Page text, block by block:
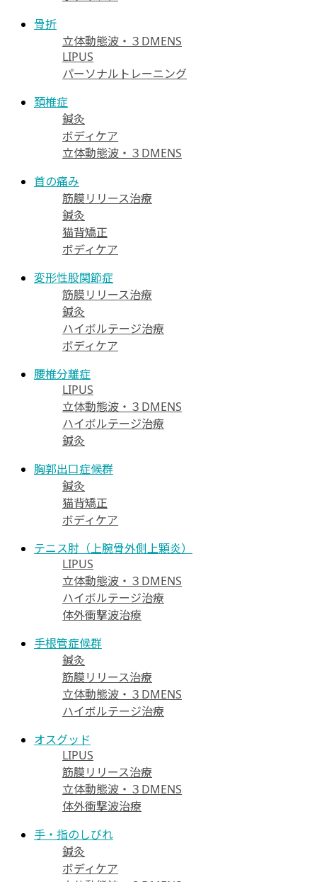
骨折
立体動態波・３DMENS
LIPUS
パーソナルトレーニング
頚椎症
鍼灸
ボディケア
立体動態波・３DMENS
首の痛み
筋膜リリース治療
鍼灸
猫背矯正
ボディケア
変形性股関節症
筋膜リリース治療
鍼灸
ハイボルテージ治療
ボディケア
腰椎分離症
LIPUS
立体動態波・３DMENS
ハイボルテージ治療
鍼灸
胸郭出口症候群
鍼灸
猫背矯正
ボディケア
テニス肘（上腕骨外側上顆炎）
LIPUS
立体動態波・３DMENS
ハイボルテージ治療
体外衝撃波治療
手根管症候群
鍼灸
筋膜リリース治療
立体動態波・３DMENS
ハイボルテージ治療
オスグッド
LIPUS
筋膜リリース治療
立体動態波・３DMENS
体外衝撃波治療
手・指のしびれ
鍼灸
ボディケア